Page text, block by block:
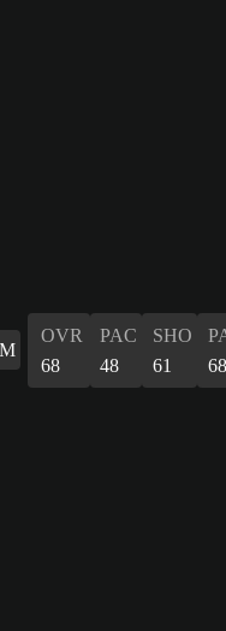
OVR
68
PAC
48
SHO
61
68